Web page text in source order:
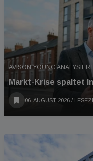
AVISON YOUNG
Markt-Krise spaltet
06. AUGUST 2026 /